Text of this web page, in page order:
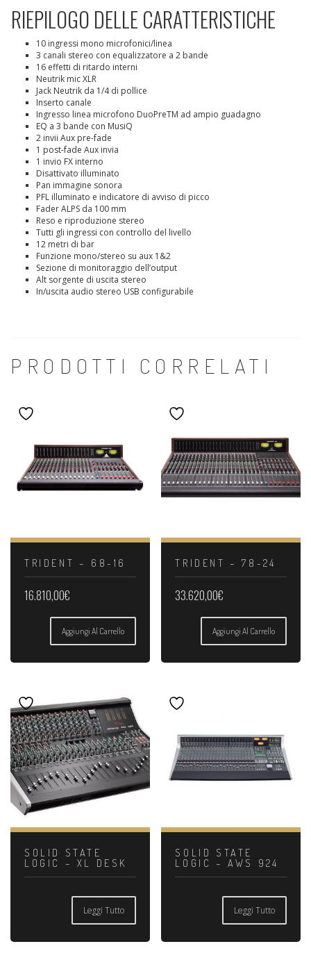
RIEPILOGO DELLE CARATTERISTICHE
10 ingressi mono microfonici/linea
3 canali stereo con equalizzatore a 2 bande
16 effetti di ritardo interni
Neutrik mic XLR
Jack Neutrik da 1/4 di pollice
Inserto canale
Ingresso linea microfono DuoPreTM ad ampio guadagno
EQ a 3 bande con MusiQ
2 invii Aux pre-fade
1 post-fade Aux invia
1 invio FX interno
Disattivato illuminato
Pan immagine sonora
PFL illuminato e indicatore di avviso di picco
Fader ALPS da 100 mm
Reso e riproduzione stereo
Tutti gli ingressi con controllo del livello
12 metri di bar
Funzione mono/stereo su aux 1&2
Sezione di monitoraggio dell’output
Alt sorgente di uscita stereo
In/uscita audio stereo USB configurabile
PRODOTTI CORRELATI
TRIDENT – 68-16
16.810,00€
Aggiungi Al Carrello
TRIDENT – 78-24
33.620,00€
Aggiungi Al Carrello
SOLID STATE
LOGIC – XL DESK
Leggi Tutto
SOLID STATE
LOGIC – AWS 924
Leggi Tutto